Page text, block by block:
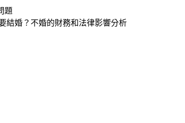
題
結婚？不婚的財務和法律影響分析